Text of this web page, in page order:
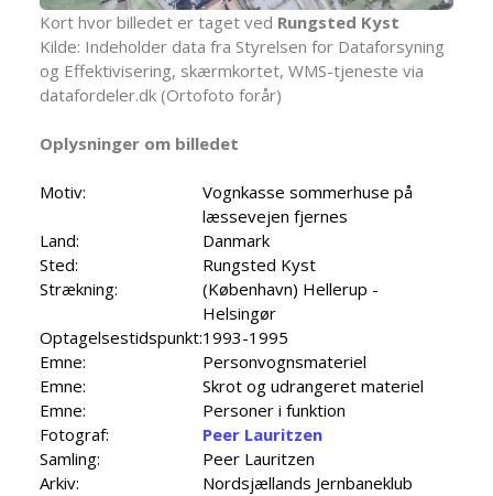
Kort hvor billedet er taget ved Rungsted Kyst
Kilde: Indeholder data fra Styrelsen for Dataforsyning
og Effektivisering, skærmkortet, WMS-tjeneste via
datafordeler.dk (Ortofoto forår)
Oplysninger om billedet
Motiv:
Vognkasse sommerhuse på
læssevejen fjernes
Land:
Danmark
Sted:
Rungsted Kyst
Strækning:
(København) Hellerup -
Helsingør
Optagelsestidspunkt:1993-1995
Emne:
Personvognsmateriel
Emne:
Skrot og udrangeret materiel
Emne:
Personer i funktion
Fotograf:
Peer Lauritzen
Samling:
Peer Lauritzen
Arkiv:
Nordsjællands Jernbaneklub